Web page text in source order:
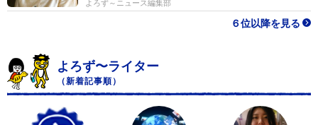
よろず～ニュース編集部
６位以降を見る
よろず〜ライター
（新着記事順）